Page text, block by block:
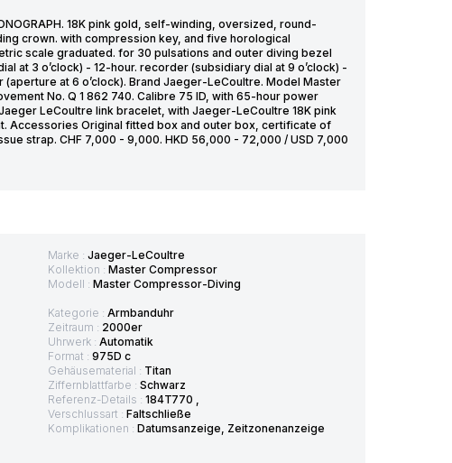
18K pink gold, self-winding, oversized, round-
crown. with compression key, and five horological
scale graduated. for 30 pulsations and outer diving bezel
at 3 o’clock) - 12-hour. recorder (subsidiary dial at 9 o’clock) -
at 6 o’clock). Brand Jaeger-LeCoultre. Model Master
No. Q 1 862 740. Calibre 75 ID, with 65-hour power
LeCoultre link bracelet, with Jaeger-LeCoultre 18K pink
Accessories Original fitted box and outer box, certificate of
strap. CHF 7,000 - 9,000. HKD 56,000 - 72,000 / USD 7,000
Marke : Jaeger-LeCoultre
Kollektion : Master Compressor
Modell : Master Compressor-Diving
Kategorie : Armbanduhr
Zeitraum : 2000er
Uhrwerk : Automatik
Format : 975D c
Gehäusematerial : Titan
Ziffernblattfarbe : Schwarz
Referenz-Details : 184T770 ,
Verschlussart : Faltschließe
Komplikationen : Datumsanzeige, Zeitzonenanzeige